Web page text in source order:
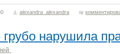
alexandra_alexandra
нарушила